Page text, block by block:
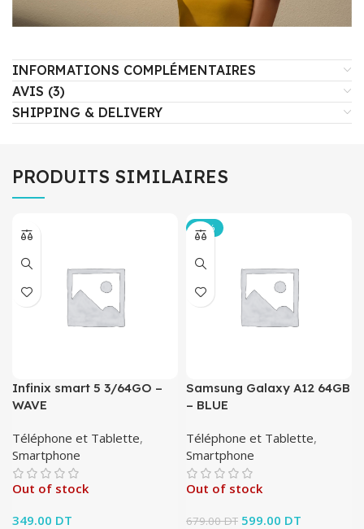
INFORMATIONS COMPLÉMENTAIRES
AVIS (3)
SHIPPING & DELIVERY
PRODUITS SIMILAIRES
Infinix smart 5 3/64GO –
WAVE
Téléphone et Tablette,
Smartphone
Out of stock
349.00 DT
-12%
Samsung Galaxy A12 64GB
– BLUE
Téléphone et Tablette,
Smartphone
Out of stock
679.00DT Le prix initial était :
599.00 DT